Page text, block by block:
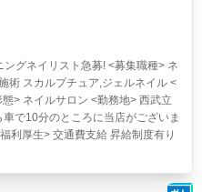
ングネイリスト急募! <募集職種> ネ
術 スカルプチュア,ジェルネイル <
> ネイルサロン <勤務地> 西武立
で10分のところに当店がございま
利厚生> 交通費支給 昇給制度有り